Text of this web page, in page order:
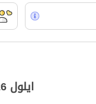
ايلول 2026